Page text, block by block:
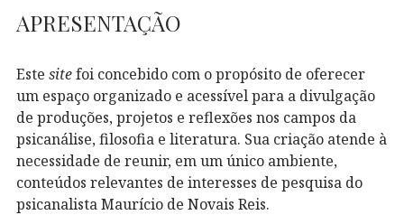
APRESENTAÇÃO
Este sitefoi concebido com o propósito de oferecer
um espaço organizado e acessível para a divulgação
de produções, projetos e reflexões nos campos da
psicanálise, filosofia e literatura. Sua criação atende à
necessidade de reunir, em um único ambiente,
conteúdos relevantes de interesses de pesquisa do
psicanalista Maurício de Novais Reis.